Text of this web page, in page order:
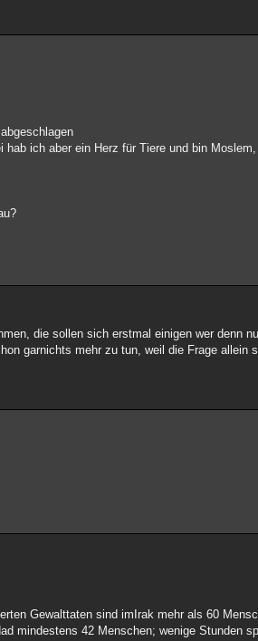
hab ich aber ein Herz für Tiere und bin
die sollen sich erstmal einigen wer denn
garnichts mehr zu tun, weil die Frage allein
Gewalttaten sind imIrak mehr als 60
mindestens 42 Menschen; wenige Stunden